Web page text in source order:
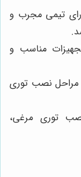
تیمی مجرب و
مناسب و
مراحل نصب توری
توری مرغی،